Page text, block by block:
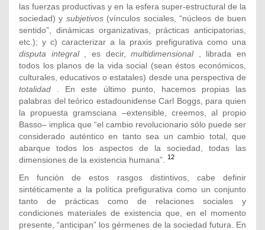
las fuerzas productivas y en la esfera super-estructural de la
sociedad) y subjetivos(vínculos sociales, “núcleos de buen
sentido”, dinámicas organizativas, prácticas anticipatorias,
etc.); y c) caracterizar a la praxis prefigurativa como una
disputa integral, es decir,multidimensional, librada en
todos los planos de la vida social (sean éstos económicos,
culturales, educativos o estatales) desde una perspectiva de
totalidad . En este último punto, hacemos propias las
palabras del teórico estadounidense Carl Boggs, para quien
la propuesta gramsciana –extensible, creemos, al propio
Basso– implica que “el cambio revolucionario sólo puede ser
considerado auténtico en tanto sea un cambio total, que
abarque todos los aspectos de la sociedad, todas las
dimensiones de la existencia humana”.
12
En función de estos rasgos distintivos, cabe definir
sintéticamente a la política prefigurativa como un conjunto
tanto de prácticas como de relaciones sociales y
condiciones materiales de existencia que, en el momento
presente, “anticipan” los gérmenes de la sociedad futura. En